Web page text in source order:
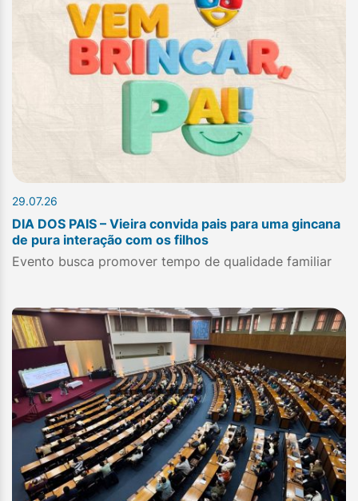
29.07.26
DIA DOS PAIS – Vieira convida pais para uma gincana
de pura interação com os filhos
Evento busca promover tempo de qualidade familiar